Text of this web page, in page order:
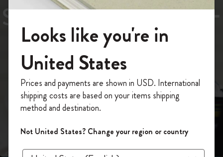
Sunglasses（リフレー
ム サングラス）
スライド表示2
スライド表示3
スライド表示4
モレスキンの世界へようこそ
「WELCOME10」を入力すると、初回注
文が10%オフ＋送料無料になります。セ
ール・アウトレット品は適用外。
Moleskineアカウントを作成して限定オフ
ァーや会員特典、さらに多くのインスピ
レーションを手に入れましょう。
Looks like you're in
United States
Prices and payments are shown in USD. International
shipping costs are based on your items shipping
method and destination.
Not United States? Change your region or country